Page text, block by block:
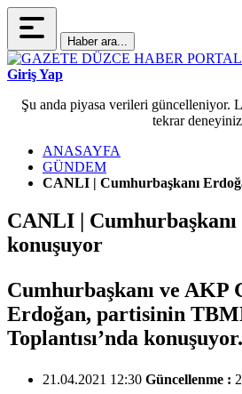
Haber ara...
Giriş Yap
Şu anda piyasa verileri güncelleniyor.
tekrar
ANASAYFA
GÜNDEM
CANLI | Cumhurbaşkanı
CANLI |
konuşuyor
Cumhurbaşkanı ve AKP
Erdoğan, partisinin
Toplantısı’nda konuşuyor.
21.04.2021 12:30 Güncellenme :